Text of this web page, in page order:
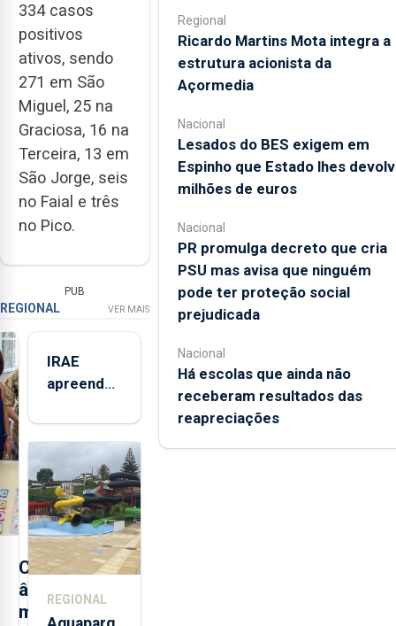
334 casos
positivos
ativos, sendo
271 em São
Miguel, 25 na
Graciosa, 16 na
Terceira, 13 em
São Jorge, seis
no Faial e três
no Pico.
PUB
REGIONAL VER MAIS
C
â
m
IRAE
apreendeu
toneladas
de
alimentos
entre
2021 e
2025 nos
Açores
REGIONAL
Regional
Ricardo Martins Mota integra a
estrutura acionista da
Açormedia
Nacional
Lesados do BES exigem em
Espinho que Estado lhes
milhões de euros
Nacional
PR promulga decreto que cria
PSU mas avisa que ninguém
pode ter proteção social
prejudicada
Nacional
Há escolas que ainda não
receberam resultados das
reapreciações